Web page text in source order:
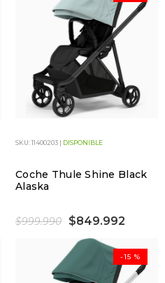
SKU: 11400203 | DISPONIBLE
Coche Thule Shine Black
Alaska
$999.990 $849.992
-15 %